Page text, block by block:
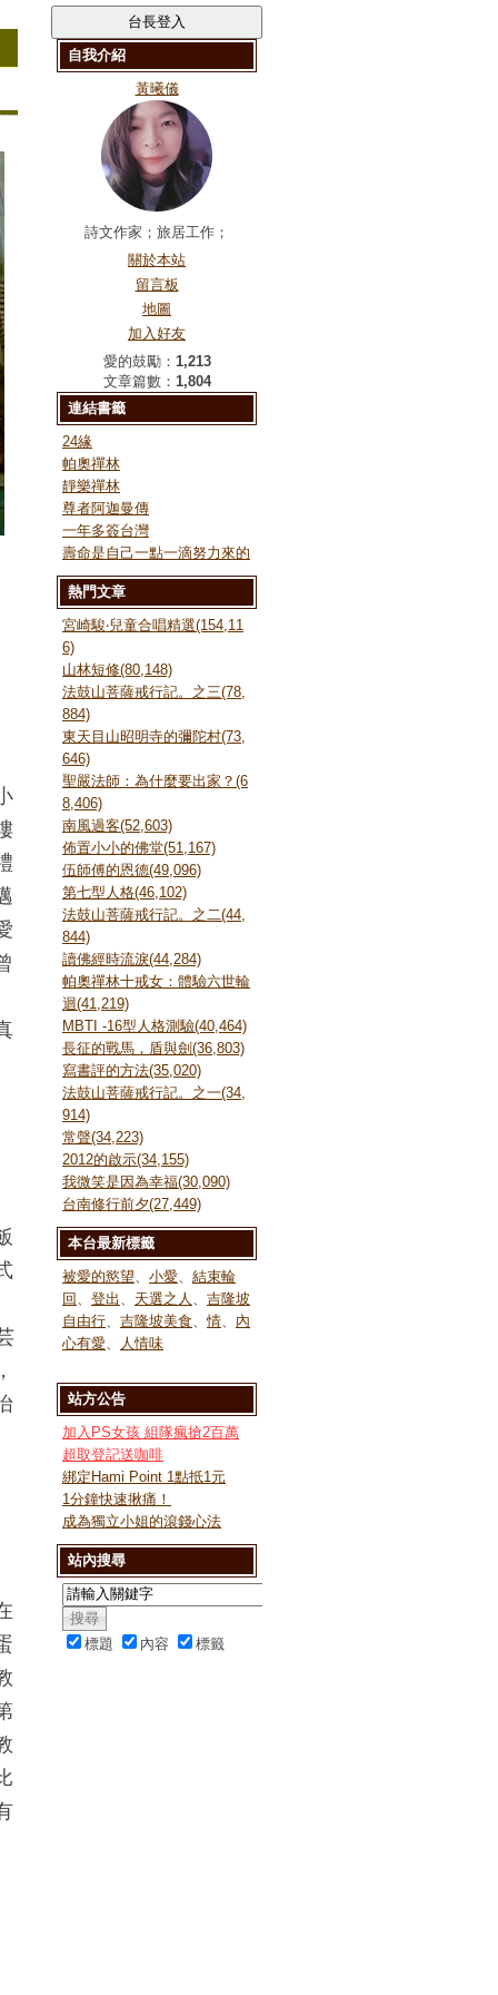
自我介紹
黃曦儀
詩文作家；旅居工作；
關於本站
留言板
地圖
加入好友
愛的鼓勵： 1,213
文章篇數： 1,804
連結書籤
24緣
帕奧禪林
靜樂禪林
尊者阿迦曼傳
一年多簽台灣
壽命是自己一點一滴努力來的
熱門文章
宮崎駿‧兒童合唱精選(154,11
6)
山林短修(80,148)
法鼓山菩薩戒行記。之三(78,
884)
東天目山昭明寺的彌陀村(73,
646)
聖嚴法師：為什麼要出家？(6
8,406)
南風過客(52,603)
佈置小小的佛堂(51,167)
伍師傅的恩德(49,096)
第七型人格(46,102)
法鼓山菩薩戒行記。之二(44,
844)
讀佛經時流淚(44,284)
帕奧禪林十戒女：體驗六世輪
迴(41,219)
MBTI -16型人格測驗(40,464)
長征的戰馬，盾與劍(36,803)
寫書評的方法(35,020)
法鼓山菩薩戒行記。之一(34,
914)
常聲(34,223)
2012的啟示(34,155)
我微笑是因為幸福(30,090)
台南修行前夕(27,449)
本台最新標籤
被愛的慾望
小愛
結束輪
回
登出 天選之人
吉隆坡
自由行
吉隆坡美食 、情
內
心有愛
人情味
站方公告
加入PS女孩 組隊瘋搶2百萬
超取登記送咖啡
綁定Hami Point 1點抵1元
1分鐘快速揪痛！
成為獨立小姐的滾錢心法
站內搜尋
標題 內容 標籤